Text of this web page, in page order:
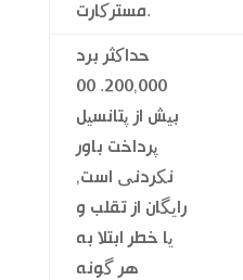
مسترکارت.
حداکثر برد
200,000. 00
بیش از پتانسیل
پرداخت باور
نکردنی است,
رایگان از تقلب و
یا خطر ابتلا به
هر گونه